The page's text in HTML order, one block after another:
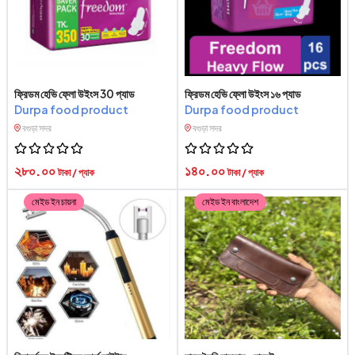
ফ্রিডম হেভি ফ্লো উইংস 30 প্যাড
Durpa food product
বগুড়া সদর
২৮০.০০টাকা / প্যাক
ফ্রিডম হেভি ফ্লো উইংস ১৬ প্যাড
Durpa food product
বগুড়া সদর
১৪০.০০টাকা / প্যাক
মেইড ইন চায়না মেইড ইন বাংলাদেশ